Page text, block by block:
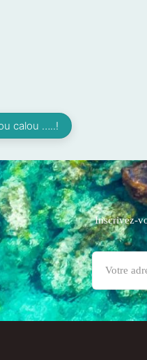
calou …..!
Inscrivez-